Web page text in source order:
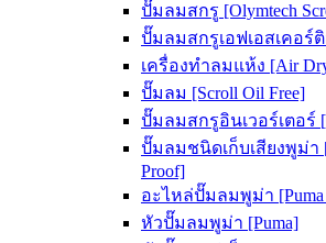
ปั๊มลมสกรู [Olymtech
ปั๊มลมสกรูเอฟเอสเคอร์ติ
เครื่องทำลมแห้ง [Air
ปั๊มลม [Scroll Oil Free]
ปั๊มลมสกรูอินเวอร์เตอร์
ปั๊มลมชนิดเก็บเสียงพูม่า
Proof]
อะไหล่ปั๊มลมพูม่า [Puma
หัวปั๊มลมพูม่า [Puma]